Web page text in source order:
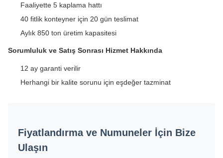
Faaliyette 5 kaplama hattı
40 fitlik konteyner için 20 gün teslimat
Aylık 850 ton üretim kapasitesi
Sorumluluk ve Satış Sonrası Hizmet Hakkında
12 ay garanti verilir
Herhangi bir kalite sorunu için eşdeğer tazminat
Fiyatlandırma ve Numuneler İçin Bize
Ulaşın